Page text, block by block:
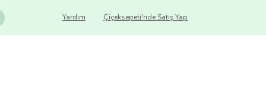
Çiçeksepeti'nde Satış Yap
Yardım